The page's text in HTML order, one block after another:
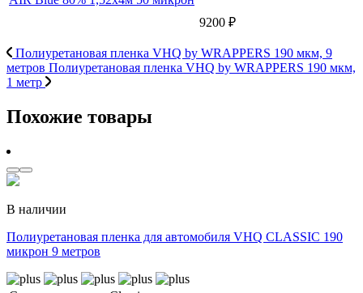
9200 ₽
Полиуретановая пленка VHQ by WRAPPERS 190 мкм, 9
метров Полиуретановая пленка VHQ by WRAPPERS 190 мкм,
1 метр
Похожие товары
В наличии
Полиуретановая пленка для автомобиля VHQ CLASSIC 190
микрон 9 метров